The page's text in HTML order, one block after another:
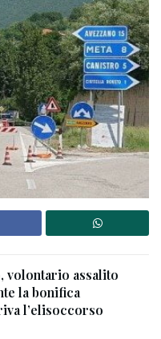
volontario assalito
la bonifica
l’elisoccorso